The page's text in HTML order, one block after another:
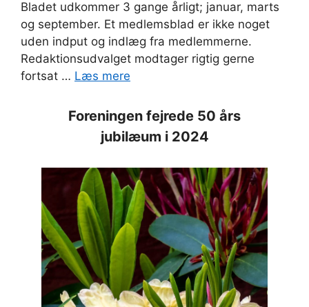
Bladet udkommer 3 gange årligt; januar, marts
og september. Et medlemsblad er ikke noget
uden indput og indlæg fra medlemmerne.
Redaktionsudvalget modtager rigtig gerne
fortsat … Læs mere
Foreningen fejrede 50 års
jubilæum i 2024